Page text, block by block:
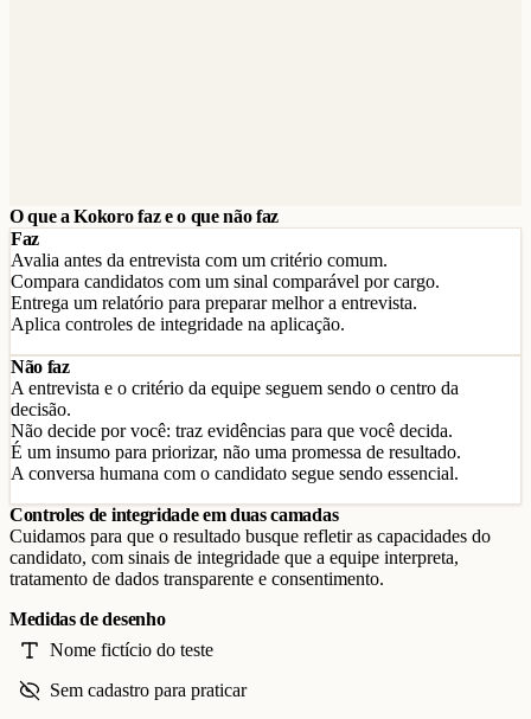
O que a Kokoro faz e o que não faz
Faz
Avalia antes da entrevista com um critério comum.
Compara candidatos com um sinal comparável por cargo.
Entrega um relatório para preparar melhor a entrevista.
Aplica controles de integridade na aplicação.
Não faz
A entrevista e o critério da equipe seguem sendo o centro da
decisão.
Não decide por você: traz evidências para que você decida.
É um insumo para priorizar, não uma promessa de resultado.
A conversa humana com o candidato segue sendo essencial.
Controles de integridade em duas camadas
Cuidamos para que o resultado busque refletir as capacidades do
candidato, com sinais de integridade que a equipe interpreta,
tratamento de dados transparente e consentimento.
Medidas de desenho
Nome fictício do teste
Sem cadastro para praticar